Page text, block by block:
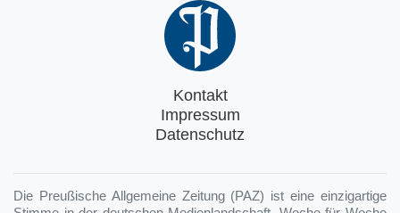
Kontakt
Impressum
Datenschutz
Die Preußische Allgemeine Zeitung (PAZ) ist eine einzigartige